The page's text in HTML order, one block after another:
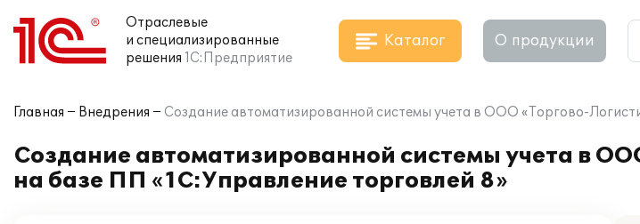
Отраслевые
и специализированные
решения 1С:Предприятие
Каталог О продукции
Главная Внедрения Создание автоматизированной системы учета в ООО «Торгово-
Создание автоматизированной системы учета в
на базе ПП «1С:Управление торговлей 8»